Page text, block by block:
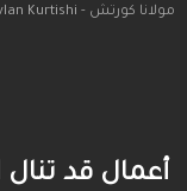
مولانا كورتش - Mevlan Kurtishi
أعمال قد